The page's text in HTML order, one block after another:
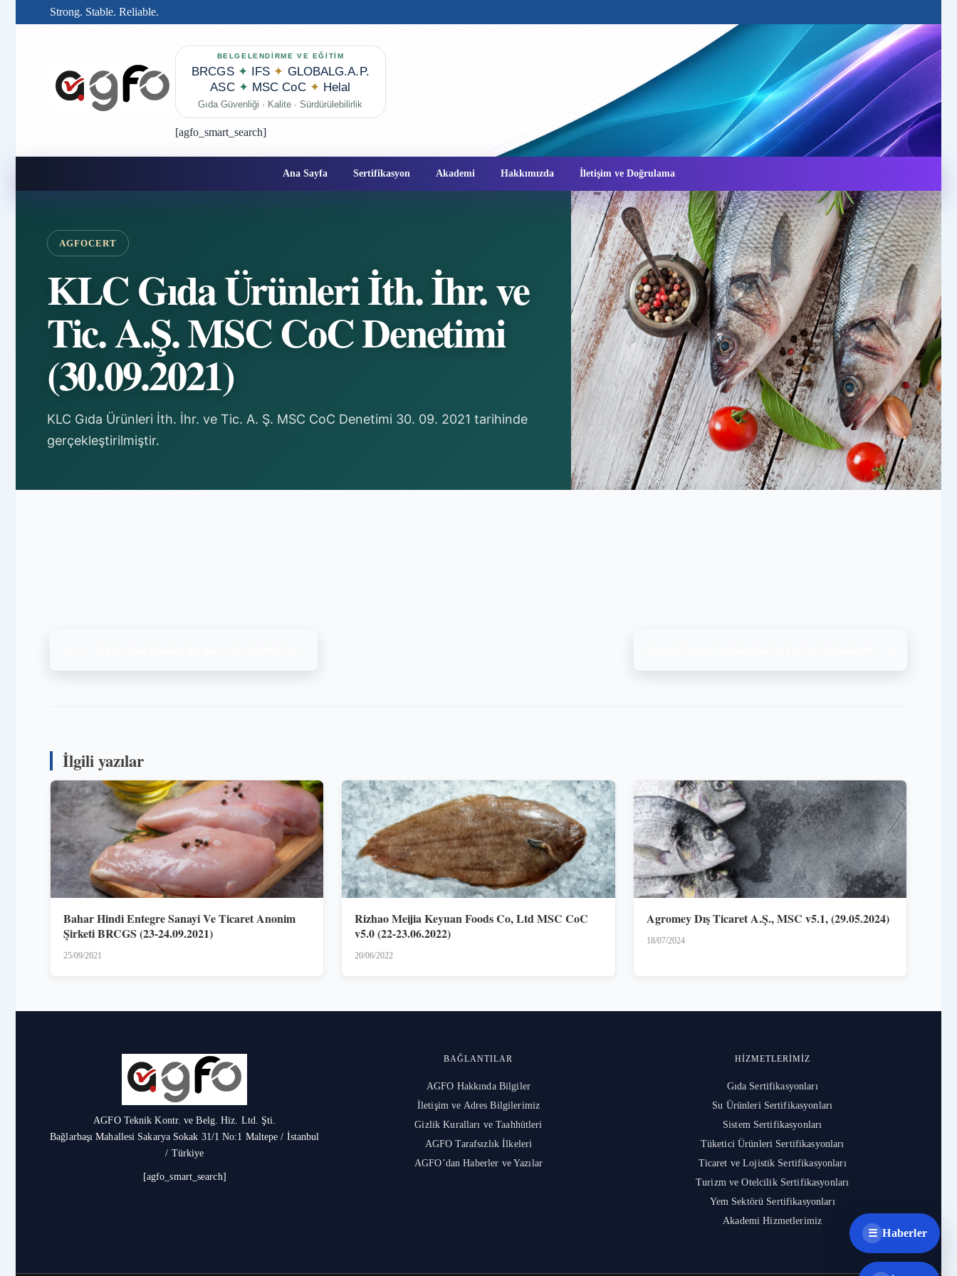
Strong. Stable. Reliable.
BELGELENDİRME VE EĞİTİM
BRCGS ✦ IFS ✦ GLOBALG.A.P.
ASC ✦ MSC CoC ✦ Helal
Gıda Güvenliği · Kalite · Sürdürülebilirlik
[agfo_smart_search]
Ana Sayfa Sertifikasyon Akademi Hakkımızda İletişim ve Doğrulama
AGFOCERT
KLC Gıda Ürünleri İth. İhr. ve
Tic. A.Ş. MSC CoC Denetimi
(30.09.2021)
KLC Gıda Ürünleri İth. İhr. ve Tic. A. Ş. MSC CoC Denetimi 30. 09. 2021 tarihinde
gerçekleştirilmiştir.
İlgili yazılar
Bahar Hindi Entegre Sanayi Ve Ticaret Anonim
Şirketi BRCGS (23-24.09.2021)
25/09/2021
Rizhao Meijia Keyuan Foods Co, Ltd MSC CoC
v5.0 (22-23.06.2022)
20/06/2022
Agromey Dış Ticaret A.Ş., MSC v5.1, (29.05.2024)
18/07/2024
AGFO Teknik Kontr. ve Belg. Hiz. Ltd. Şti.
Bağlarbaşı Mahallesi Sakarya Sokak 31/1 No:1 Maltepe / İstanbul
/ Türkiye
[agfo_smart_search]
BAĞLANTILAR
AGFO Hakkında Bilgiler
İletişim ve Adres Bilgilerimiz
Gizlik Kuralları ve Taahhütleri
AGFO Tarafsızlık İlkeleri
AGFO’dan Haberler ve Yazılar
HIZMETLERIMIZ
Gıda Sertifikasyonları
Su Ürünleri Sertifikasyonları
Sistem Sertifikasyonları
Tüketici Ürünleri Sertifikasyonları
Ticaret ve Lojistik Sertifikasyonları
Turizm ve Otelcilik Sertifikasyonları
Yem Sektörü Sertifikasyonları
Akademi Hizmetlerimiz
☰ Haberler